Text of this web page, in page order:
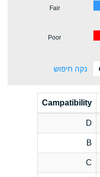
Fair
Poor
נקה חיפוש
Campatibility
D
B
C